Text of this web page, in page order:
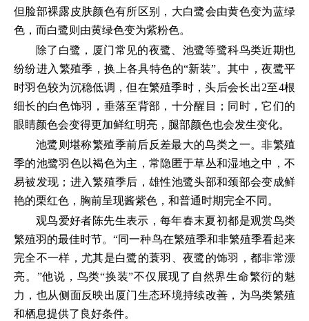
但脸部裸露皮肤颜色有所区别，大白鹭会由黄色变为蓝绿
色，而白鹭则由黄绿色变为紫粉色。
除了白鹭，厦门常见的夜鹭、池鹭等鹭科鸟类近期也
纷纷进入繁殖季，换上各具特色的“新装”。其中，夜鹭平
时羽色较为沉稳低调，但在繁殖季时，头后会长出2至4根
细长的白色饰羽，垂落至背部，十分醒目；同时，它们的
眼睛颜色会变得更加鲜红明亮，腿部颜色也会发生变化。
池鹭则堪称繁殖季前后反差最大的鸟类之一。非繁殖
季的池鹭羽色以褐色为主，常隐匿于草丛和湿地之中，不
易被发现；进入繁殖季后，雄性池鹭头部和颈部会变成鲜
艳的栗红色，胸前呈现酱紫色，和普通时期完全不同。
观鸟爱好者陈先生表示，每年春末夏初都是观赏鸟类
繁殖羽的最佳时节。“同一种鸟在繁殖季和非繁殖季看起来
完全不一样，尤其是白鹭的蓑羽、夜鹭的饰羽，都非常漂
亮。”他说，鸟类“换装”不仅展现了自然界生命繁衍的魅
力，也从侧面反映出厦门生态环境持续改善，为鸟类繁殖
和栖息提供了良好条件。